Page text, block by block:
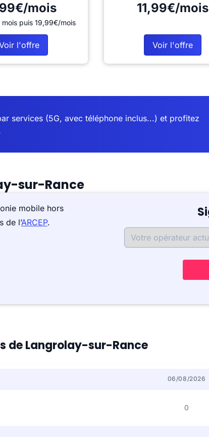
mois
mois puis 19,99€/mois
l'offre
11,99€/mois
Voir l'offre
services (5G, avec téléphone inclus...) et profitez
sur-Rance
mobile hors
de l’ARCEP.
de Langrolay-sur-Rance
06/08/2026
0